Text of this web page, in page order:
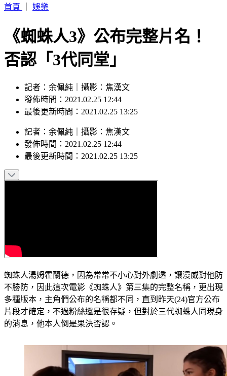
首頁
娛樂
《蜘蛛人3》公布完整片名！
否認「3代同堂」
記者：余佩純｜攝影：焦漢文
發佈時間：2021.02.25 12:44
最後更新時間：2021.02.25 13:25
記者 ： 余佩純 攝影 ： 焦漢文
發佈時間： 2021.02.25 12:44
最後更新時間： 2021.02.25 13:25
蜘蛛人湯姆霍蘭德，因為常常不小心對外劇透，讓漫威對他防
不勝防，因此這次電影《蜘蛛人》第三集的完整名稱，更出現
多種版本，主角們公布的名稱都不同，直到昨天(24)官方公布
片段才確定，不過粉絲還是很存疑，但對於三代蜘蛛人同現身
的消息，他本人倒是果決否認。